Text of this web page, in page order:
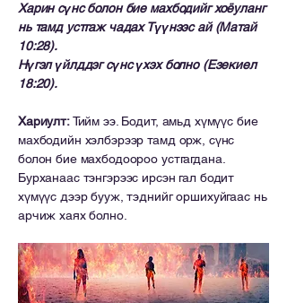
Харин сүнс болон бие махбодийг хоёуланг
нь тамд устгаж чадах Түүнээс ай (Матай
10:28).
Нүгэл үйлддэг сүнс үхэх болно (Езекиел
18:20).
Хариулт:Тийм ээ. Бодит, амьд хүмүүс бие
махбодийн хэлбэрээр тамд орж, сүнс
болон бие махбодоороо устгагдана.
Бурханаас тэнгэрээс ирсэн гал бодит
хүмүүс дээр бууж, тэднийг оршихуйгаас нь
арчиж хаях болно.